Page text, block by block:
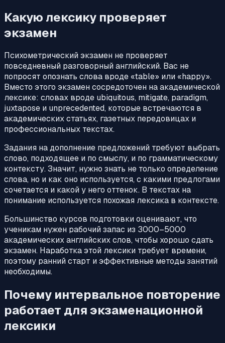
Какую лексику проверяет
экзамен
Психометрический экзамен не проверяет
повседневный разговорный английский. Вас не
попросят опознать слова вроде «table» или «happy».
Вместо этого экзамен сосредоточен на академической
лексике: словах вроде ubiquitous, mitigate, paradigm,
juxtapose и unprecedented, которые встречаются в
академических статьях, газетных передовицах и
профессиональных текстах.
Задания на дополнение предложений требуют выбрать
слово, подходящее и по смыслу, и по грамматическому
контексту. Значит, нужно знать не только определение
слова, но и как оно используется, с какими предлогами
сочетается и какой у него оттенок. В текстах на
понимание используется похожая лексика в контексте.
Большинство курсов подготовки оценивают, что
ученикам нужен рабочий запас из 3000–5000
академических английских слов, чтобы хорошо сдать
экзамен. Наработка этой лексики требует времени,
поэтому ранний старт и эффективные методы занятий
необходимы.
Почему интервальное повторение
работает для экзаменационной
лексики